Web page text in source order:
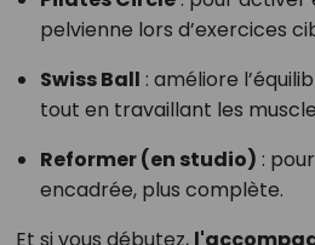
pelvienne lors d’exercices
Swiss Ball : améliore
tout en travaillant les
Reformer (en studio) :
encadrée, plus complète.